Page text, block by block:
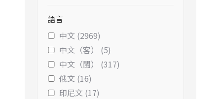
語言
中文 (2969)
中文（客） (5)
中文（閩） (317)
俄文 (16)
印尼文 (17)